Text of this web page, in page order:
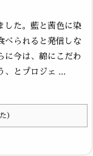
した。藍と茜色に染
べられると発信しな
に今は、綿にこだわ
、とプロジェ ...
）